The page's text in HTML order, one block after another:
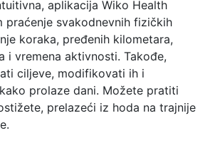
aplikacija Wiko Health
praćenje svakodnevnih fizičkih
koraka, pređenih kilometara,
i vremena aktivnosti. Takođe,
ciljeve, modifikovati ih i
prolaze dani. Možete pratiti
prelazeći iz hoda na trajnije